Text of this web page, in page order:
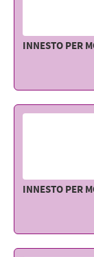
INNESTO PER
INNESTO PER